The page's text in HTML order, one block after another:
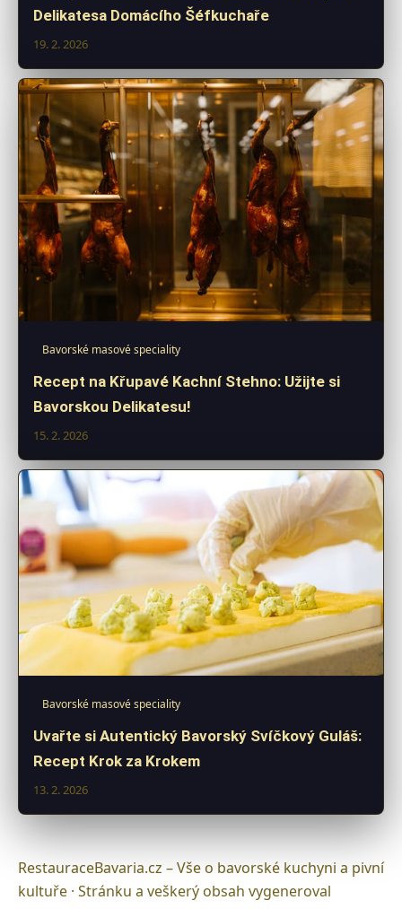
Delikatesa Domácího Šéfkuchaře
19. 2. 2026
Bavorské masové speciality
Recept na Křupavé Kachní Stehno: Užijte si
Bavorskou Delikatesu!
15. 2. 2026
Bavorské masové speciality
Uvařte si Autentický Bavorský Svíčkový Guláš:
Recept Krok za Krokem
13. 2. 2026
RestauraceBavaria.cz – Vše o bavorské kuchyni a pivní
kultuře · Stránku a veškerý obsah vygeneroval